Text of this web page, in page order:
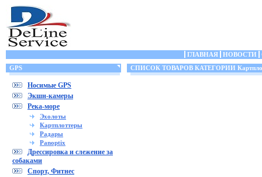
ГЛАВНАЯ НОВОСТИ
GPS
Носимые GPS
Экшн-камеры
Река-море
Эхолоты
Картплоттеры
Радары
Panoptix
Дрессировка и слежение за
собаками
Спорт, Фитнес
СПИСОК ТОВАРОВ КАТЕГОРИИ